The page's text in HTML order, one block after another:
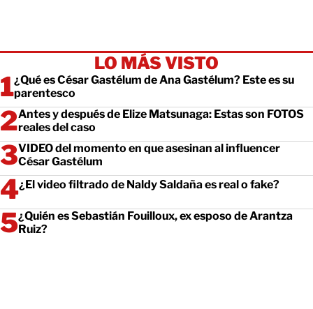
LO MÁS VISTO
¿Qué es César Gastélum de Ana Gastélum? Este es su
parentesco
Antes y después de Elize Matsunaga: Estas son FOTOS
reales del caso
VIDEO del momento en que asesinan al influencer
César Gastélum
¿El video filtrado de Naldy Saldaña es real o fake?
¿Quién es Sebastián Fouilloux, ex esposo de Arantza
Ruiz?